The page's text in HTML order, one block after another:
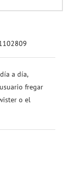
a día,
fregar
o el